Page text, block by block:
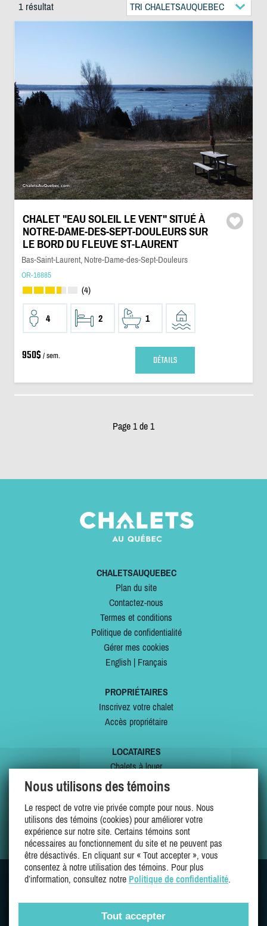
1 résultat TRI CHALETSAUQUEBEC
CHALET "EAU SOLEIL LE VENT" SITUÉ À
NOTRE-DAME-DES-SEPT-DOULEURS SUR
LE BORD DU FLEUVE ST-LAURENT
Bas-Saint-Laurent, Notre-Dame-des-Sept-Douleurs
OR-16885
(4)
4 2 1
950$ / sem. DÉTAILS
Page 1 de 1
CHALETSAUQUEBEC
Plan du site
Contactez-nous
Termes et conditions
Politique de confidentialité
Gérer mes cookies
English| Français
PROPRIÉTAIRES
Inscrivez votre chalet
Accès propriétaire
LOCATAIRES
Chalets à louer
Chalets à vendre
Offres spéciales
Mes favoris
SUIVEZ-NOUS SUR
Nous utilisons des témoins
Le respect de votre vie privée compte pour nous. Nous
utilisons des témoins (cookies) pour améliorer votre
expérience sur notre site. Certains témoins sont
nécessaires au fonctionnement du site et ne peuvent pas
être désactivés. En cliquant sur « Tout accepter », vous
consentez à notre utilisation des témoins. Pour plus
d’information, consultez notre Politique de confidentialité.
Tout accepter